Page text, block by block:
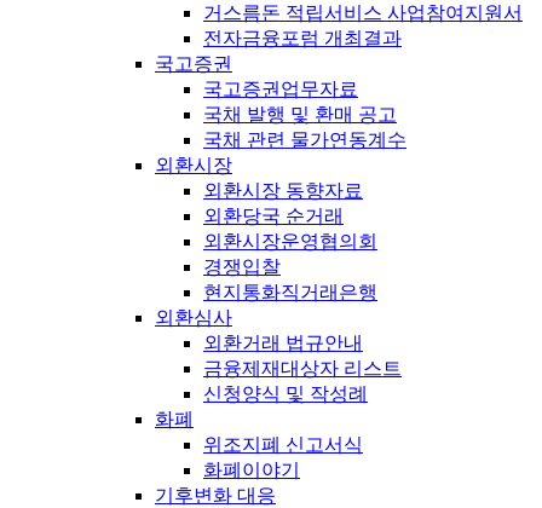
거스름돈 적립서비스 사업참여지원서
전자금융포럼 개최결과
국고증권
국고증권업무자료
국채 발행 및 환매 공고
국채 관련 물가연동계수
외환시장
외환시장 동향자료
외환당국 순거래
외환시장운영협의회
경쟁입찰
현지통화직거래은행
외환심사
외환거래 법규안내
금융제재대상자 리스트
신청양식 및 작성례
화폐
위조지폐 신고서식
화폐이야기
기후변화 대응